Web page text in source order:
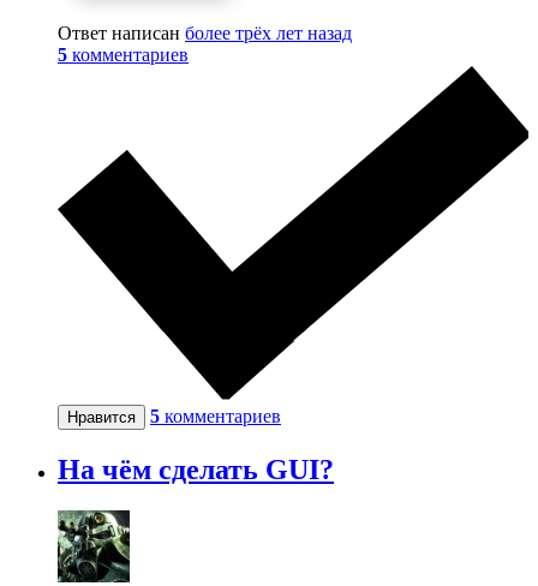
Ответ написан более трёх лет назад
5 комментариев
Нравится 5 комментариев
На чём сделать GUI?